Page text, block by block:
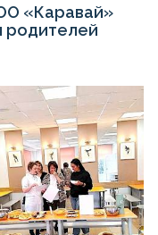
«Каравай»
родителей